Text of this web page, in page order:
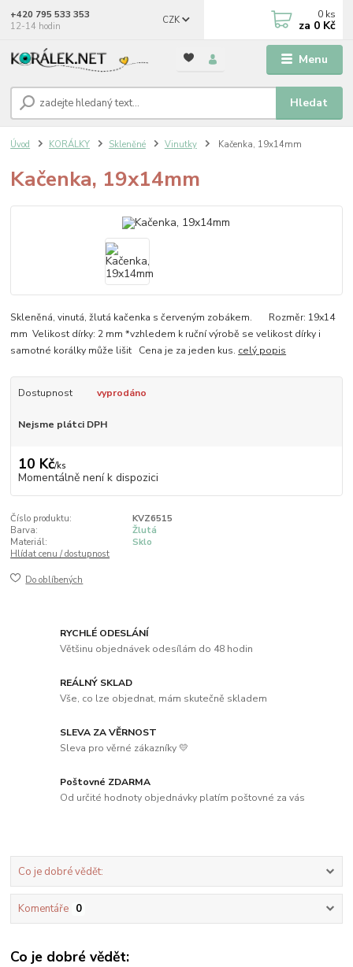
Menu
CZK
Hledat
+420 795 533 353
12-14 hodin
0 ks
za 0 Kč
Úvod KORÁLKY Skleněné Vinutky Kačenka, 19x14mm
Kačenka, 19x14mm
Skleněná, vinutá, žlutá kačenka s červeným zobákem. Rozměr: 19x14
mm Velikost dírky: 2 mm *vzhledem k ruční výrobě se velikost dírky i
samotné korálky může lišit Cena je za jeden kus. celý popis
Dostupnost vyprodáno
Nejsme plátci DPH
10 Kč/ks
Momentálně není k dispozici
Číslo produktu:
KVZ6515
Barva:
Žlutá
Materiál:
Sklo
Hlídat cenu / dostupnost
Do oblíbených
RYCHLÉ ODESLÁNÍ
Většinu objednávek odesílám do 48 hodin
REÁLNÝ SKLAD
Vše, co lze objednat, mám skutečně skladem
SLEVA ZA VĚRNOST
Sleva pro věrné zákazníky 💛
Poštovné ZDARMA
Od určité hodnoty objednávky platím poštovné za vás
Co je dobré vědět:
Komentáře 0
Co je dobré vědět: